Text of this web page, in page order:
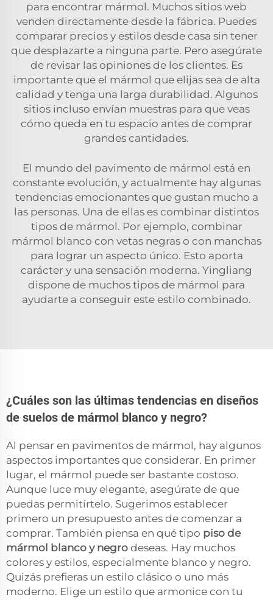
para encontrar mármol. Muchos sitios web
venden directamente desde la fábrica. Puedes
comparar precios y estilos desde casa sin tener
que desplazarte a ninguna parte. Pero asegúrate
de revisar las opiniones de los clientes. Es
importante que el mármol que elijas sea de alta
calidad y tenga una larga durabilidad. Algunos
sitios incluso envían muestras para que veas
cómo queda en tu espacio antes de comprar
grandes cantidades.
El mundo del pavimento de mármol está en
constante evolución, y actualmente hay algunas
tendencias emocionantes que gustan mucho a
las personas. Una de ellas es combinar distintos
tipos de mármol. Por ejemplo, combinar
mármol blanco con vetas negras o con manchas
para lograr un aspecto único. Esto aporta
carácter y una sensación moderna. Yingliang
dispone de muchos tipos de mármol para
ayudarte a conseguir este estilo combinado.
¿Cuáles son las últimas tendencias en diseños
de suelos de mármol blanco y negro?
Al pensar en pavimentos de mármol, hay algunos
aspectos importantes que considerar. En primer
lugar, el mármol puede ser bastante costoso.
Aunque luce muy elegante, asegúrate de que
puedas permitírtelo. Sugerimos establecer
primero un presupuesto antes de comenzar a
comprar. También piensa en qué tipo piso de
mármol blanco y negro deseas. Hay muchos
colores y estilos, especialmente blanco y negro.
Quizás prefieras un estilo clásico o uno más
moderno. Elige un estilo que armonice con tu